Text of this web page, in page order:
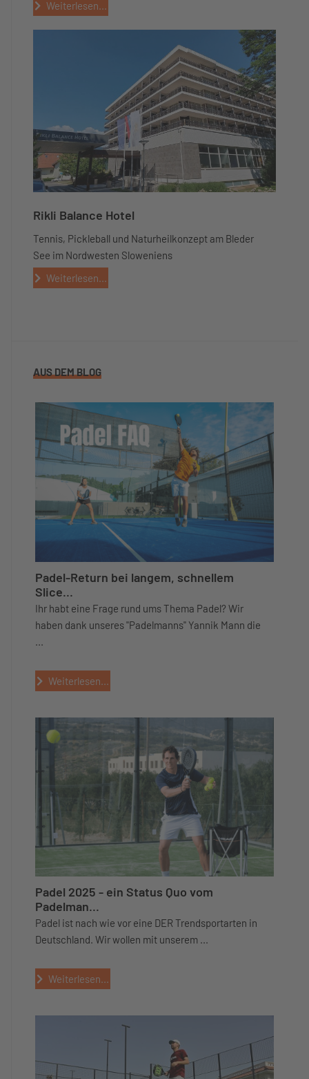
Weiterlesen...
Rikli Balance Hotel
Tennis, Pickleball und Naturheilkonzept am Bleder
See im Nordwesten Sloweniens
Weiterlesen...
AUS DEM BLOG
Padel-Return bei langem, schnellem
Slice...
Ihr habt eine Frage rund ums Thema Padel? Wir
haben dank unseres "Padelmanns" Yannik Mann die
...
Weiterlesen...
Padel 2025 - ein Status Quo vom
Padelman...
Padel ist nach wie vor eine DER Trendsportarten in
Deutschland. Wir wollen mit unserem ...
Weiterlesen...